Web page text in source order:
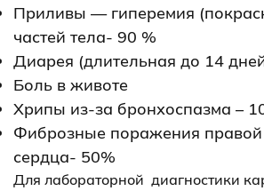
Приливы — гиперемия
частей тела- 90 %
Диарея (длительная до 14
Боль в животе
Хрипы из-за бронхоспазма –
Фиброзные поражения
сердца- 50%
Для лабораторной диагностики